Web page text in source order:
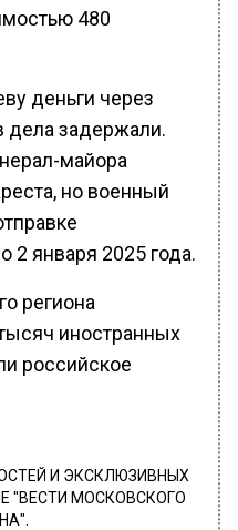
480
деньги через
дела задержали.
майора
но военный
января 2025 года.
региона
иностранных
российское
И ЭКСКЛЮЗИВНЫХ
"ВЕСТИ МОСКОВСКОГО